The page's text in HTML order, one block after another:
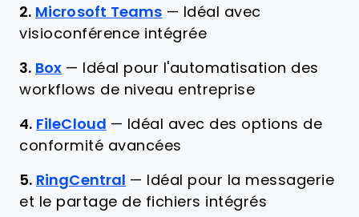
2. Microsoft Teams — Idéal avec
visioconférence intégrée
3. Box —
Idéal pour l'automatisation des
workflows de niveau entreprise
4. FileCloud — Idéal avec des options de
conformité avancées
5. RingCentral —
Idéal pour la messagerie
et le partage de fichiers intégrés